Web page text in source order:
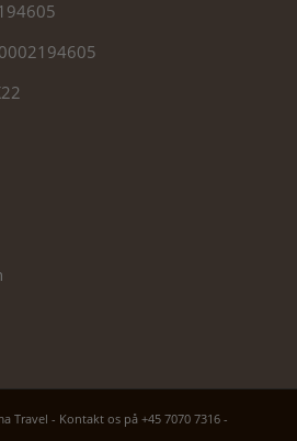
Travel - Kontakt os på +45 7070 7316 -